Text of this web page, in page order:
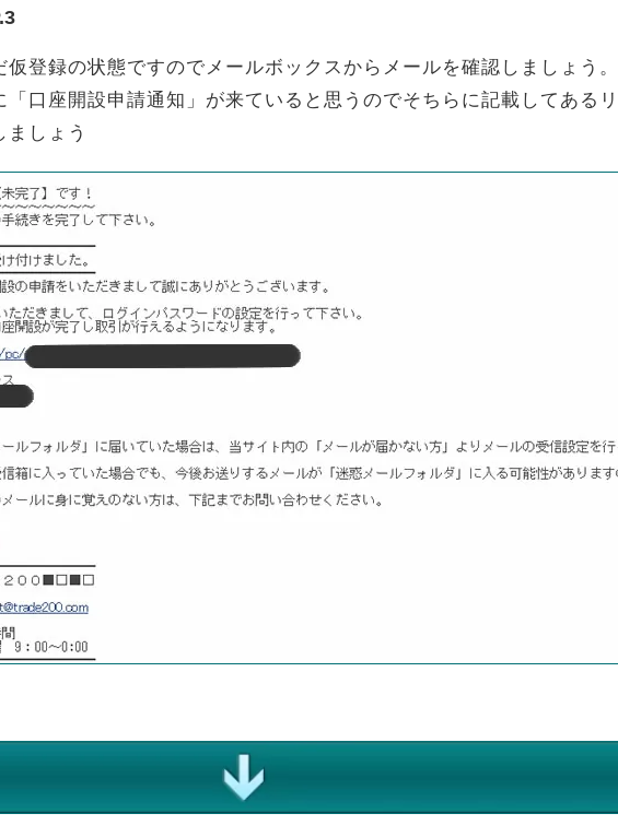
仮登録の状態ですのでメールボックスからメールを確認しましょう。
「口座開設申請通知」が来ていると思うのでそちらに記載してあるリ
ましょう